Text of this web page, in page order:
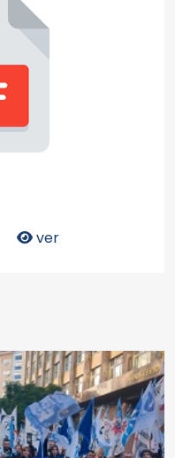
ver